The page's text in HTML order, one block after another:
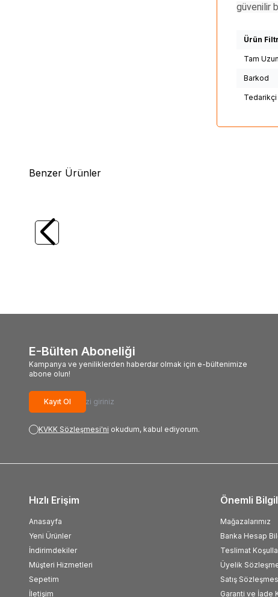
güvenilir
Ürün
Tam
Barkod
Tedarikçi
Benzer Ürünler
Daiwa
2.44m 7-28gr
E-Bülten Aboneliği
Kampanya ve yeniliklerden haberdar olmak için e-bültenimize
abone olun!
Kayıt Ol
KVKK Sözleşmesi'ni okudum, kabul ediyorum.
Hızlı Erişim
Anasayfa
Yeni Ürünler
İndirimdekiler
Müşteri Hizmetleri
Sepetim
İletişim
Önemli
Mağazalarımız
Banka Hesap
Teslimat
Üyelik
Satış
Garanti ve İade